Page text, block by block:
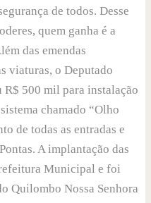
de todos. Desse
quem ganha é a
das emendas
viaturas, o Deputado
500 mil para instalação
chamado “Olho
de todas as entradas e
A implantação das
Municipal e foi
Quilombo Nossa Senhora